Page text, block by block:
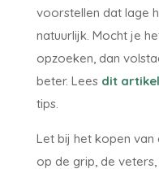
voorstellen dat lage
natuurlijk. Mocht je
opzoeken, dan
beter. Lees dit artikel
tips.
Let bij het kopen
op de grip, de